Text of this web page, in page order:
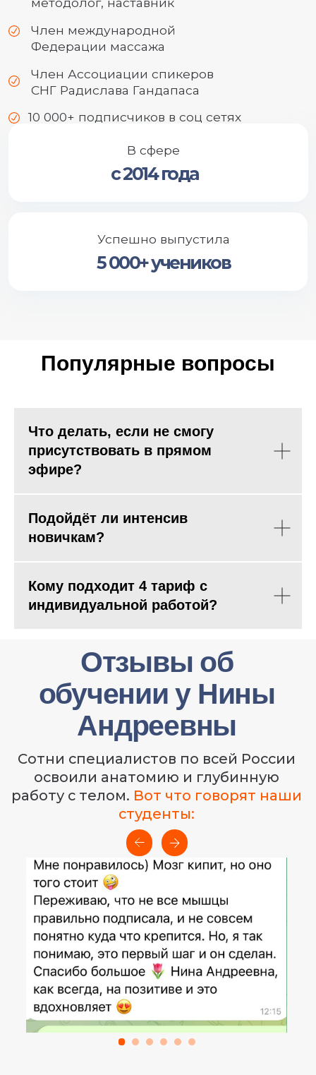
Популярные вопросы
Что делать, если не смогу
присутствовать в прямом
эфире?
Подойдёт ли интенсив
новичкам?
Кому подходит 4 тариф с
индивидуальной работой?
выпустили
более 5 000 учеников